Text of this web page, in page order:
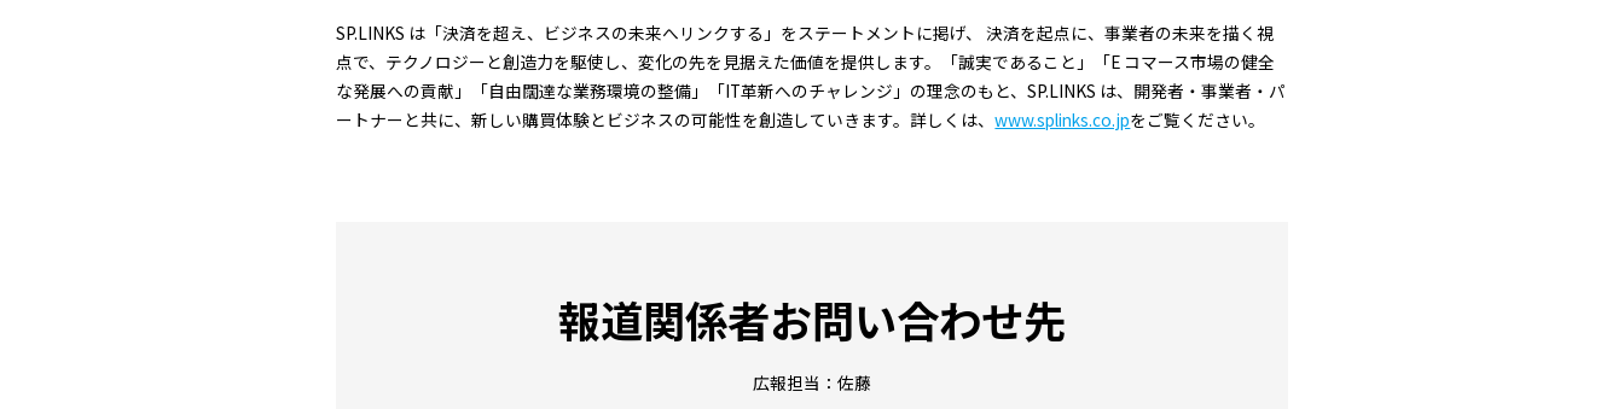
SP.LINKS は「決済を超え、ビジネスの未来へリンクする」をステートメントに掲げ、 決済を起点に、事業者の未来を描く視
点で、テクノロジーと創造力を駆使し、変化の先を見据えた価値を提供します。「誠実であること」「E コマース市場の健全
な発展への貢献」「自由闊達な業務環境の整備」「IT革新へのチャレンジ」の理念のもと、SP.LINKS は、開発者・事業者・パ
ートナーと共に、新しい購買体験とビジネスの可能性を創造していきます。詳しくは、www.splinks.co.jpをご覧ください。
報道関係者お問い合わせ先
広報担当：佐藤